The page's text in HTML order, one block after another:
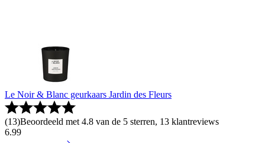
Le Noir & Blanc geurkaars Jardin des Fleurs
(13)Beoordeeld met 4.8 van de 5 sterren, 13 klantreviews
6.99